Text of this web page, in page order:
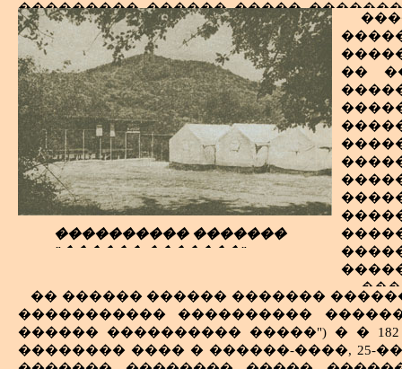
��������� ������ �����
��� �� ������ ���������� ���
�����������
����������� ����������� � �
����� ���������� ��
������ ��������� � �����
�������; ����� ���
��������, ������� �
����������������� �����, ��
������� ��������� ��������
���� ��� ����� ��������� �
�����������, ������� ���� ��
"�����" ������ �� �������
������, ����� �� ��� �����
����� �� �������� �����
���-����� �� ��� ���������
������ ����� � ���� ����
���������� ������ � �����
�������� ������������.
���������� �������
"������ �������".
��
�� ������ ������ �������
����������� ����������
������ ���������� �����") � �
�������� ���� � ������-����, 25-